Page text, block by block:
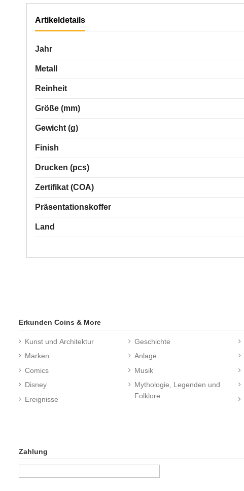
Artikeldetails
Jahr
Metall
Reinheit
Größe (mm)
Gewicht (g)
Finish
Drucken (pcs)
Zertifikat (COA)
Präsentationskoffer
Land
Erkunden Coins & More
Kunst und Architektur
Marken
Comics
Disney
Ereignisse
Geschichte
Anlage
Musik
Mythologie, Legenden und
Folklore
Zahlung